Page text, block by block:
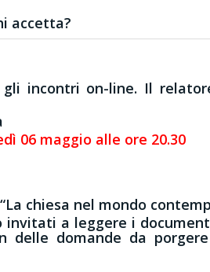
accetta?
incontri on-line. Il
06 maggio alle ore 20.30
chiesa nel mondo
a leggere i
delle domande da